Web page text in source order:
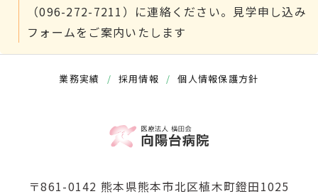
（096-272-7211）に連絡ください。見学申し込み
フォームをご案内いたします
業務実績 / 採用情報 / 個人情報保護方針
〒861-0142 熊本県熊本市北区植木町鐙田1025